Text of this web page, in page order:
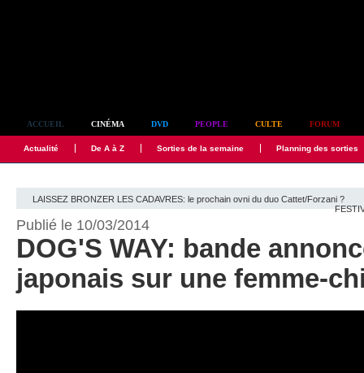
ACCUEIL CINÉMA DVD PEOPLE CULTE FORUM
Actualité De A à Z Sorties de la semaine Planning des sorties
LAISSEZ BRONZER LES CADAVRES: le prochain ovni du duo Cattet/Forzani ?
Publié le 10/03/2014
DOG'S WAY: bande
japonais sur une femme-